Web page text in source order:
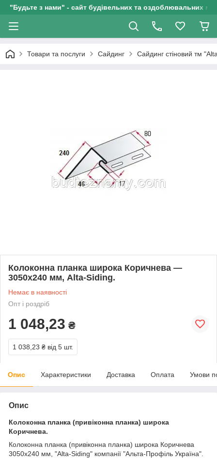
"Будьте з нами" - сайт будівельних та оздоблювальних
Товари та послуги Сайдинг Сайдинг стіновий тм
Колоконна планка широка Коричнева —
3050х240 мм, Alta-Siding.
Немає в наявності
Опт і роздріб
1 048,23 ₴
1 038,23 ₴ від 5 шт.
Опис Характеристики Доставка Оплата Умови
Опис
Колоконна планка (привіконна планка) широка
Коричнева.
Колоконна планка (привіконна планка) широка Коричнева
3050х240 мм, "Alta-Siding" компанії "Альта-Профіль Україна".